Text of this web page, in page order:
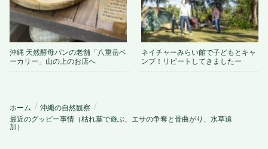
沖縄 天然酵母パンの老舗「八重岳ベ
ーカリー」山の上のお店へ
ネイチャーみらい館で子どもとキャ
ンプ！リピートしてきましたー
ホーム
沖縄の自然観察
最近のグッピー事情（枯れ葉で遊ぶ、エサの争奪と骨曲がり、水草追
加）